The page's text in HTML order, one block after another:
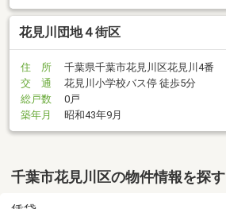
花見川団地４街区
住 所
千葉県千葉市花見川区花見川4番
交 通
花見川小学校バス停 徒歩5分
総戸数
0戸
築年月
昭和43年9月
千葉市花見川区の物件情報を探す